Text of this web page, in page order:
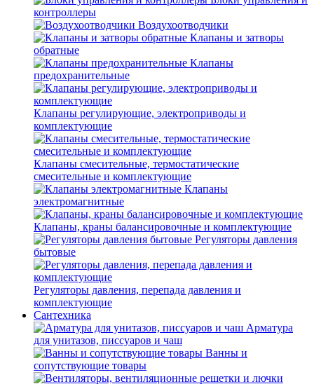
контроллеры
Воздухоотводчики
Клапаны и затворы
обратные
Клапаны
предохранительные
Клапаны регулирующие, электроприводы и
комплектующие
Клапаны смесительные, термостатические
смесительные и комплектующие
Клапаны
электромагнитные
Клапаны, краны балансировочные и комплектующие
Регуляторы давления
бытовые
Регуляторы давления, перепада давления и
комплектующие
Сантехника
Арматура
для унитазов, писсуаров и чаш
Ванны и
сопутствующие товары